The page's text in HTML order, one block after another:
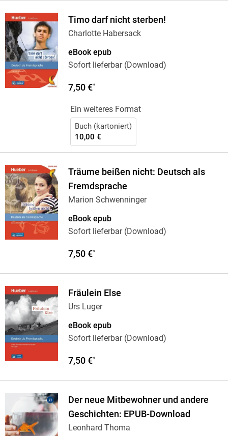
Timo darf nicht sterben!
Charlotte Habersack
eBook epub
Sofort lieferbar (Download)
7,50 €*
Ein weiteres Format
Buch (kartoniert)
10,00 €
Träume beißen nicht: Deutsch als
Fremdsprache
Marion Schwenninger
eBook epub
Sofort lieferbar (Download)
7,50 €*
Fräulein Else
Urs Luger
eBook epub
Sofort lieferbar (Download)
7,50 €*
Der neue Mitbewohner und andere
Geschichten: EPUB-Download
Leonhard Thoma